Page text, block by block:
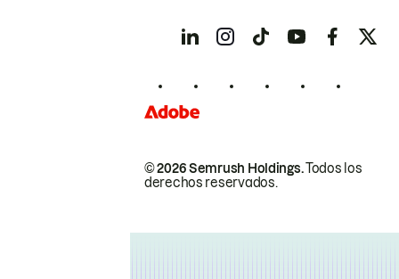
© 2026 Semrush Holdings.Todos los
derechos reservados.